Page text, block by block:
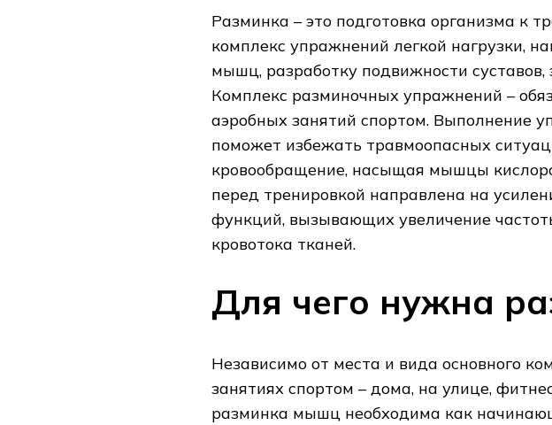
Разминка – это подготовка организма к
комплекс упражнений легкой нагрузки,
мышц, разработку подвижности суставов,
Комплекс разминочных упражнений –
аэробных занятий спортом. Выполнение
поможет избежать травмоопасных
кровообращение, насыщая мышцы
перед тренировкой направлена на
функций, вызывающих увеличение
кровотока тканей.
Для чего нужна
Независимо от места и вида основного
занятиях спортом – дома, на улице,
разминка мышц необходима как